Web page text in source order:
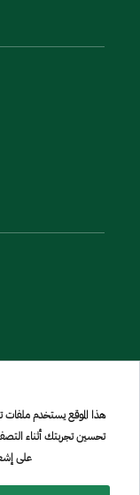
University © 2026
هذا الموقع يستخدم ملفات
تحسين تجربتك أثناء
على